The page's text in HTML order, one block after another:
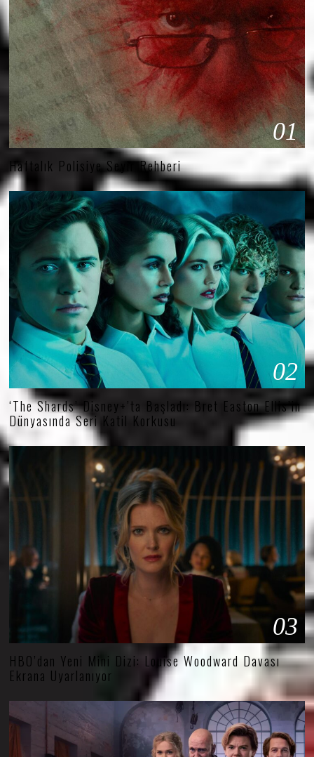
01
Haftalık Polisiye Seyir Rehberi
02
‘The Shards’ Disney+’ta Başladı: Bret Easton Ellis’in
Dünyasında Seri Katil Korkusu
03
HBO’dan Yeni Mini Dizi: Louise Woodward Davası
Ekrana Uyarlanıyor